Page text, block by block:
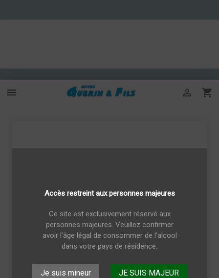
Accès restreint aux personnes majeures
Ce site est exclusivement réservé aux
personnes majeures. Veuillez confirmer
avoir l’âge légal de consommer de l’alcool
dans votre pays de résidence.
Je suis mineur JE SUIS MAJEUR
 
